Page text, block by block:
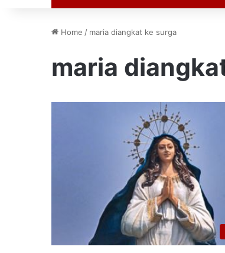
Home / maria diangkat ke surga
maria